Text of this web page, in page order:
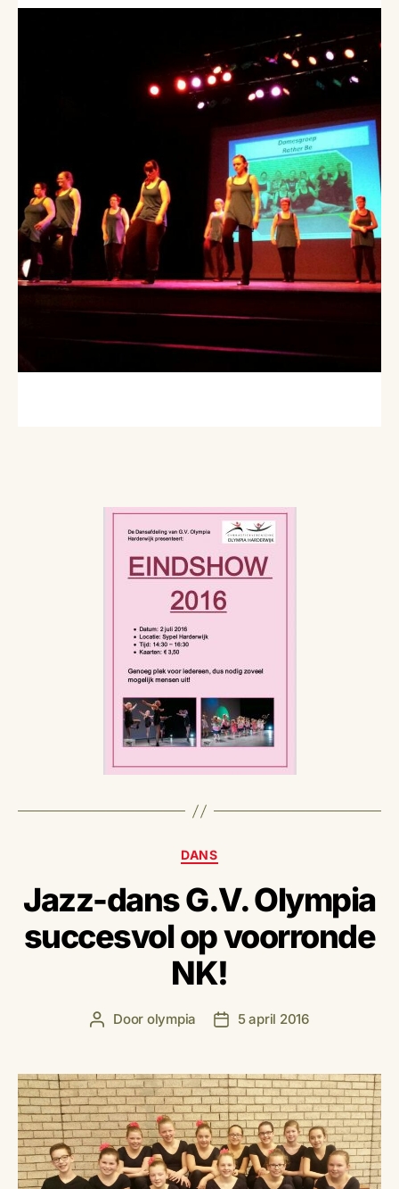
Categorieën
DANS
Jazz-dans G.V. Olympia
succesvol op voorronde
NK!
Berichtauteur
Door olympia Berichtdatum
5 april 2016